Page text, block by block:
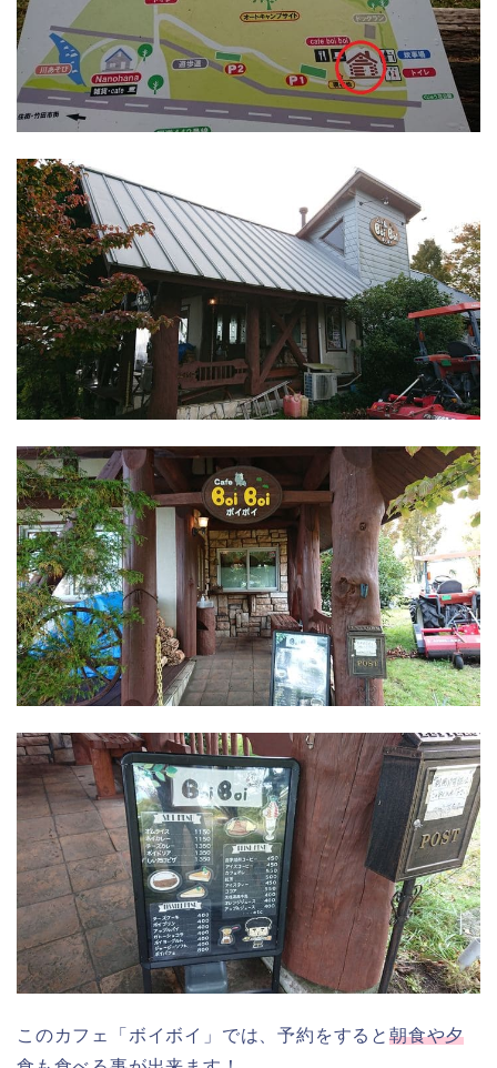
このカフェ「ボイボイ」では、予約をすると 朝食や夕